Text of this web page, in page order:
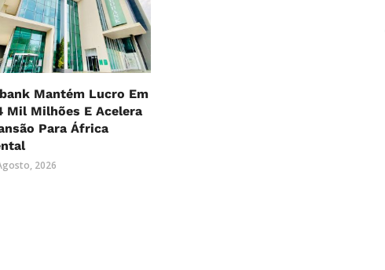
Mantém Lucro Em
Mil Milhões E Acelera
Para África
2026